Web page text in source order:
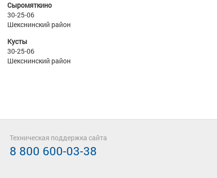
Сыромяткино
30-25-06
Шекснинский район
Кусты
30-25-06
Шекснинский район
Техническая поддержка сайта
8 800 600-03-38